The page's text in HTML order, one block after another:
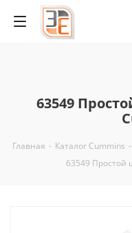
63549
Главная - Каталог Cummins -
63549 Простой